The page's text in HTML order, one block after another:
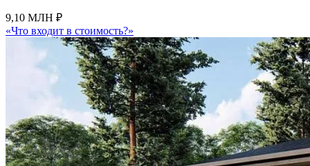
9,10 МЛН ₽
«Что входит в стоимость?»